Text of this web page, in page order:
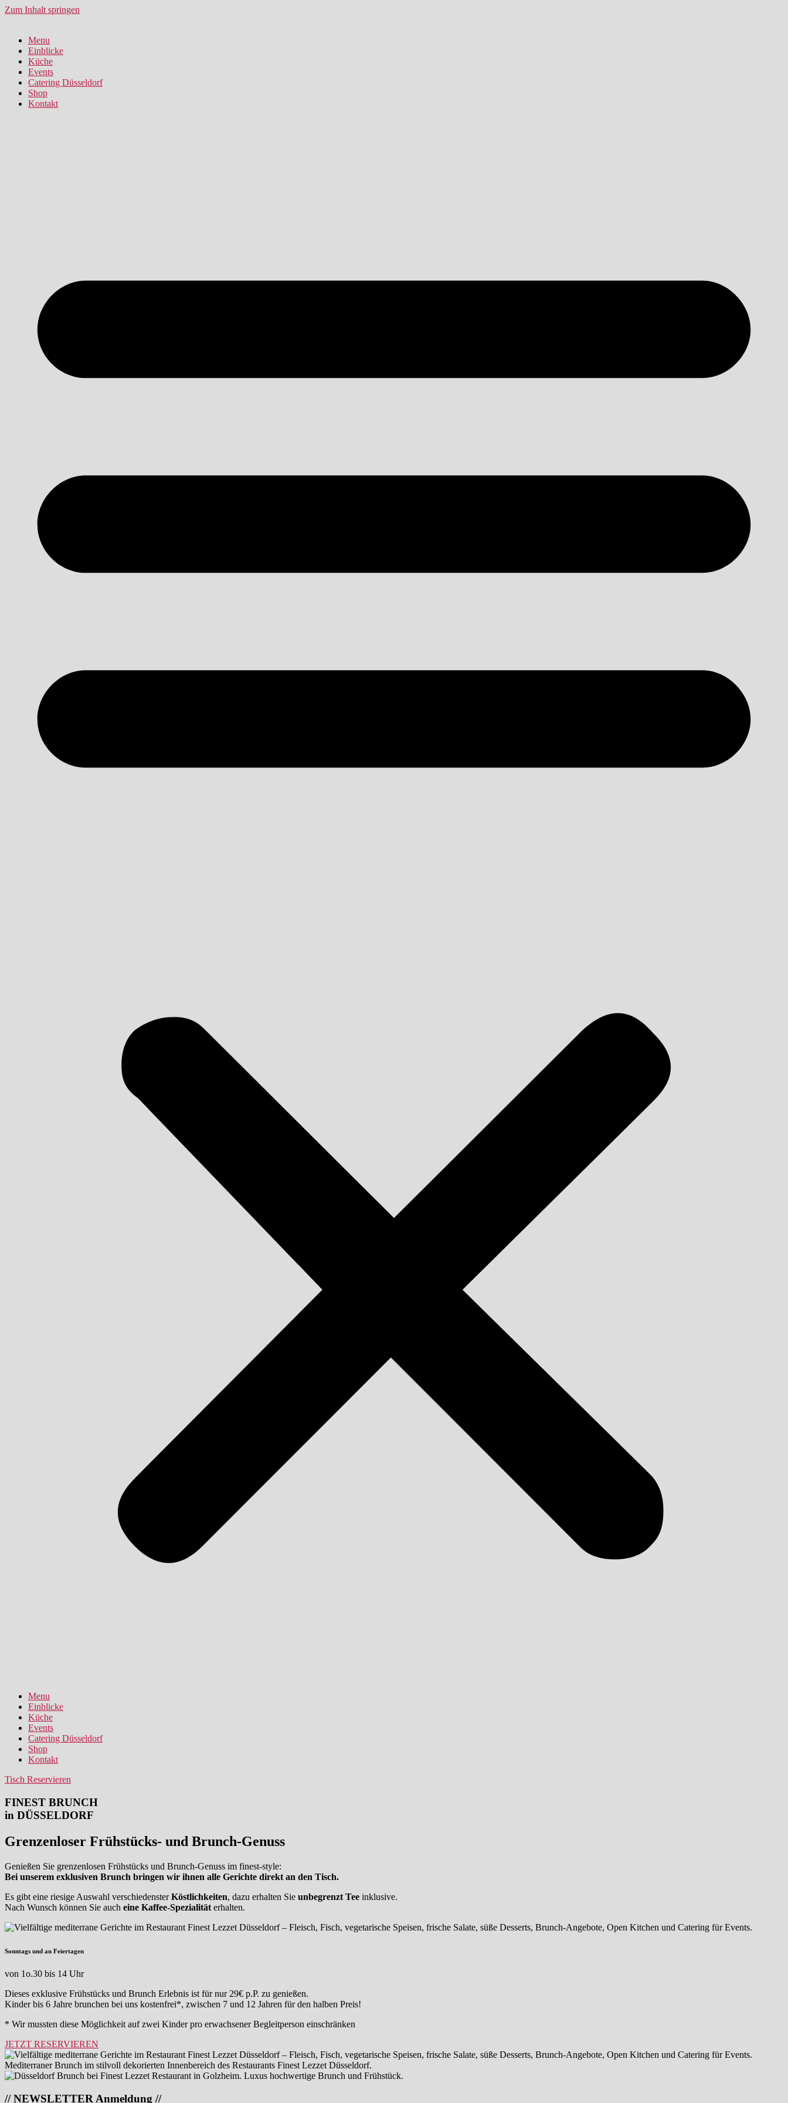
Zum Inhalt springen
Menu
Einblicke
Küche
Events
Catering Düsseldorf
Shop
Kontakt
Menu
Einblicke
Küche
Events
Catering Düsseldorf
Shop
Kontakt
Tisch Reservieren
FINEST BRUNCH
in DÜSSELDORF
Grenzenloser Frühstücks- und Brunch-Genuss
Genießen Sie grenzenlosen Frühstücks und Brunch-Genuss im finest-style:
Bei unserem exklusiven Brunch bringen wir ihnen alle Gerichte direkt an den Tisch.
Es gibt eine riesige Auswahl verschiedensterKöstlichkeiten, dazu erhalten Sie unbegrenzt Tee inklusive.
Nach Wunsch können Sie auch eine Kaffee-Spezialität erhalten.
Sonntags und an Feiertagen
von 1o.30 bis 14 Uhr
Dieses exklusive Frühstücks und Brunch Erlebnis ist für nur 29€ p.P. zu genießen.
Kinder bis 6 Jahre brunchen bei uns kostenfrei*, zwischen 7 und 12 Jahren für den halben Preis!
* Wir mussten diese Möglichkeit auf zwei Kinder pro erwachsener Begleitperson einschränken
JETZT RESERVIEREN
// NEWSLETTER Anmeldung //